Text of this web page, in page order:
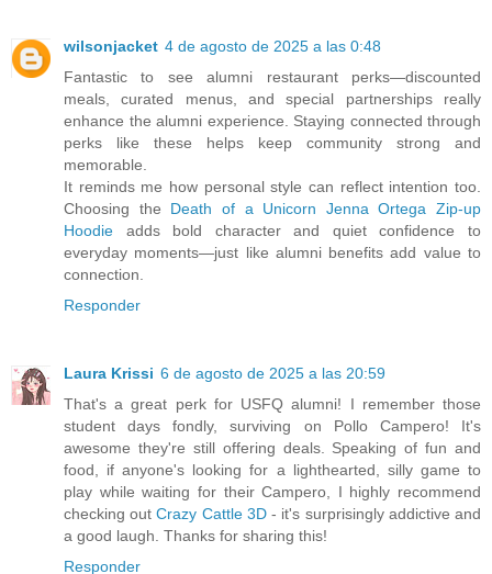
wilsonjacket 4 de agosto de 2025 a las 0:48
Fantastic to see alumni restaurant perks—discounted
meals, curated menus, and special partnerships really
enhance the alumni experience. Staying connected through
perks like these helps keep community strong and
memorable.
It reminds me how personal style can reflect intention too.
Choosing the Death of a Unicorn Jenna Ortega Zip‑up
Hoodie adds bold character and quiet confidence to
everyday moments—just like alumni benefits add value to
connection.
Responder
Laura Krissi 6 de agosto de 2025 a las 20:59
That's a great perk for USFQ alumni! I remember those
student days fondly, surviving on Pollo Campero! It's
awesome they're still offering deals. Speaking of fun and
food, if anyone's looking for a lighthearted, silly game to
play while waiting for their Campero, I highly recommend
checking outCrazy Cattle 3D- it's surprisingly addictive and
a good laugh. Thanks for sharing this!
Responder